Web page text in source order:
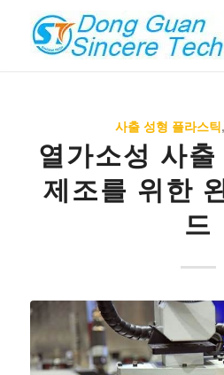
사출 성형 플라스틱 ,
열가소성 사
제조를 위한
드